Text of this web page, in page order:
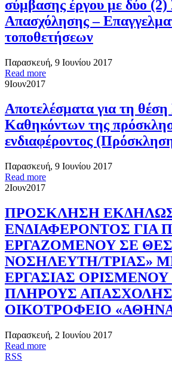
σύμβασης έργου με δύο
Απασχόλησης –
τοποθετήσεων
Παρασκευή, 9 Ιουνίου 2017
Read more
9Ιουν2017
Αποτελέσματα για τη θέση
Καθηκόντων της
ενδιαφέροντος
Παρασκευή, 9 Ιουνίου 2017
Read more
2Ιουν2017
ΠΡΟΣΚΛΗΣΗ
ΕΝΔΙΑΦΕΡΟΝΤΟΣ ΓΙΑ
ΕΡΓΑΖΟΜΕΝΟΥ ΣΕ
ΝΟΣΗΛΕΥΤΗ/ΤΡΙΑΣ»
ΕΡΓΑΣΙΑΣ
ΠΛΗΡΟΥΣ
ΟΙΚΟΤΡΟΦΕΙΟ
Παρασκευή, 2 Ιουνίου 2017
Read more
RSS